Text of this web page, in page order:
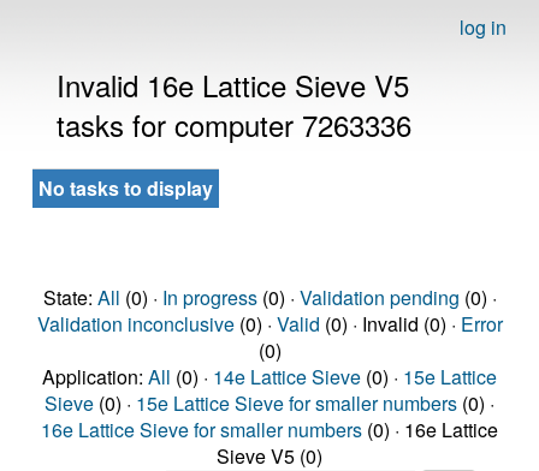
log in
Invalid 16e Lattice Sieve V5
tasks for computer 7263336
No tasks to display
State: All (0) · In progress(0) · Validation pending (0) ·
Validation inconclusive(0) · Valid (0) · Invalid (0) · Error
(0)
Application: All (0) · 14e Lattice Sieve (0) · 15e Lattice
Sieve (0) · 15e Lattice Sieve for smaller numbers (0) ·
16e Lattice Sieve for smaller numbers (0) · 16e Lattice
Sieve V5 (0)